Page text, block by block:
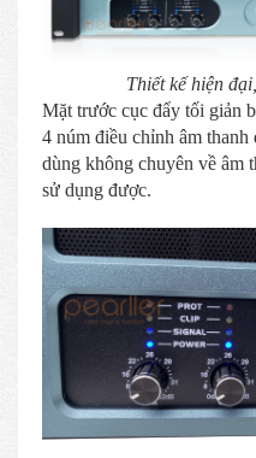
Thiết kế hiện
Mặt trước cục đẩy tối giản
4 núm điều chỉnh âm
dùng không chuyên về âm
sử dụng được.